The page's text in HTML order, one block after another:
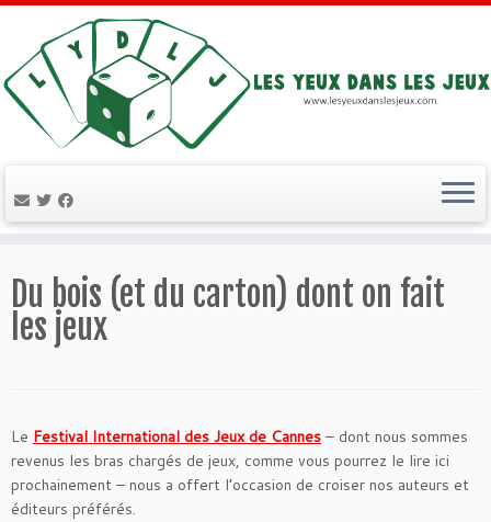
au
contenu
Du bois (et du carton) dont on fait
les jeux
Le Festival International des Jeux de Cannes – dont nous sommes
revenus les bras chargés de jeux, comme vous pourrez le lire ici
prochainement – nous a offert l’occasion de croiser nos auteurs et
éditeurs préférés.